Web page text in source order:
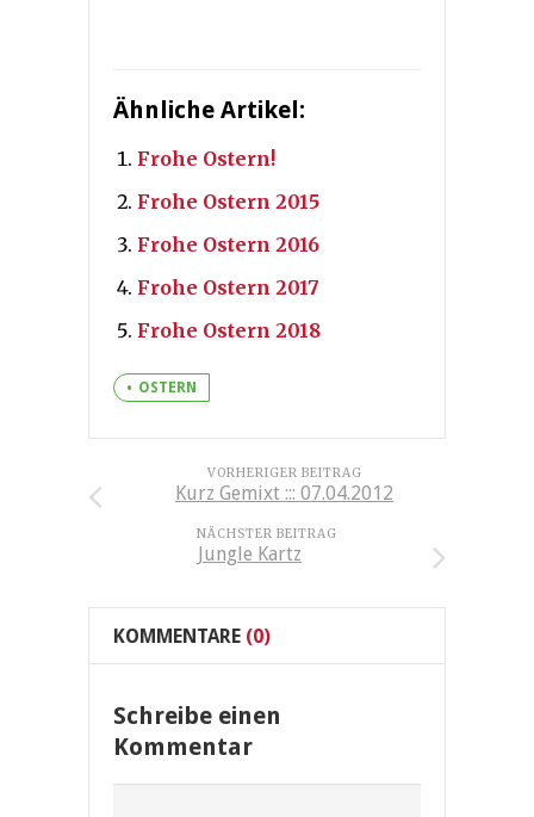
Ähnliche Artikel:
Frohe Ostern!
Frohe Ostern 2015
Frohe Ostern 2016
Frohe Ostern 2017
Frohe Ostern 2018
OSTERN
VORHERIGER BEITRAG
Kurz Gemixt ::: 07.04.2012
NÄCHSTER BEITRAG
Jungle Kartz
KOMMENTARE (0)
Schreibe einen
Kommentar